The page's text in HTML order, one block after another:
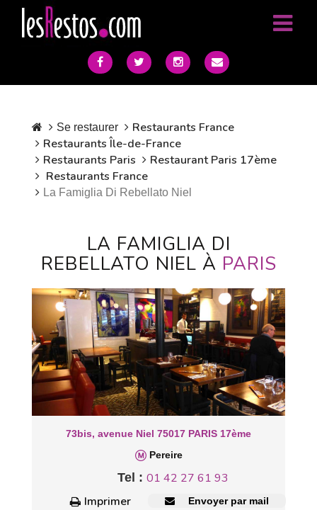
Se restaurer
Restaurants France
Restaurants Île-de-France
Restaurants Paris
Restaurant Paris 17ème
Restaurants France
La Famiglia Di Rebellato Niel
LA FAMIGLIA DI
REBELLATO NIEL À PARIS
73bis, avenue Niel 75017 PARIS 17ème
Pereire
Tel : 01 42 27 61 93
Imprimer
Envoyer par mail